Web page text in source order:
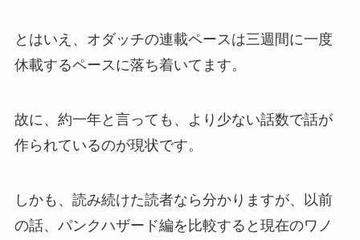
とはいえ、オダッチの連載ペースは三週間に一度
休載するペースに落ち着いてます。
故に、約一年と言っても、より少ない話数で話が
作られているのが現状です。
しかも、読み続けた読者なら分かりますが、以前
の話、パンクハザード編を比較すると現在のワノ